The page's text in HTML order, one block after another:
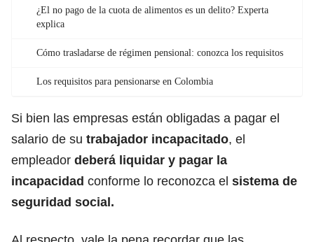
¿El no pago de la cuota de alimentos es un delito? Experta
explica
Cómo trasladarse de régimen pensional: conozca los requisitos
Los requisitos para pensionarse en Colombia
Si bien las empresas están obligadas a pagar el
salario de su trabajador incapacitado, el
empleador deberá liquidar y pagar la
incapacidad conforme lo reconozca el sistema de
seguridad social.